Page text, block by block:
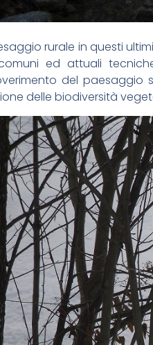
rurale in questi
ed attuali
del paesaggio
delle biodiversità